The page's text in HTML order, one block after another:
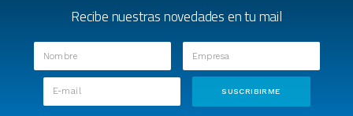
Recibe nuestras novedades en tu mail